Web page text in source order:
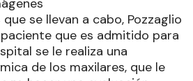
se llevan a cabo, Pozzaglio
que es admitido para
se le realiza una
de los maxilares, que le